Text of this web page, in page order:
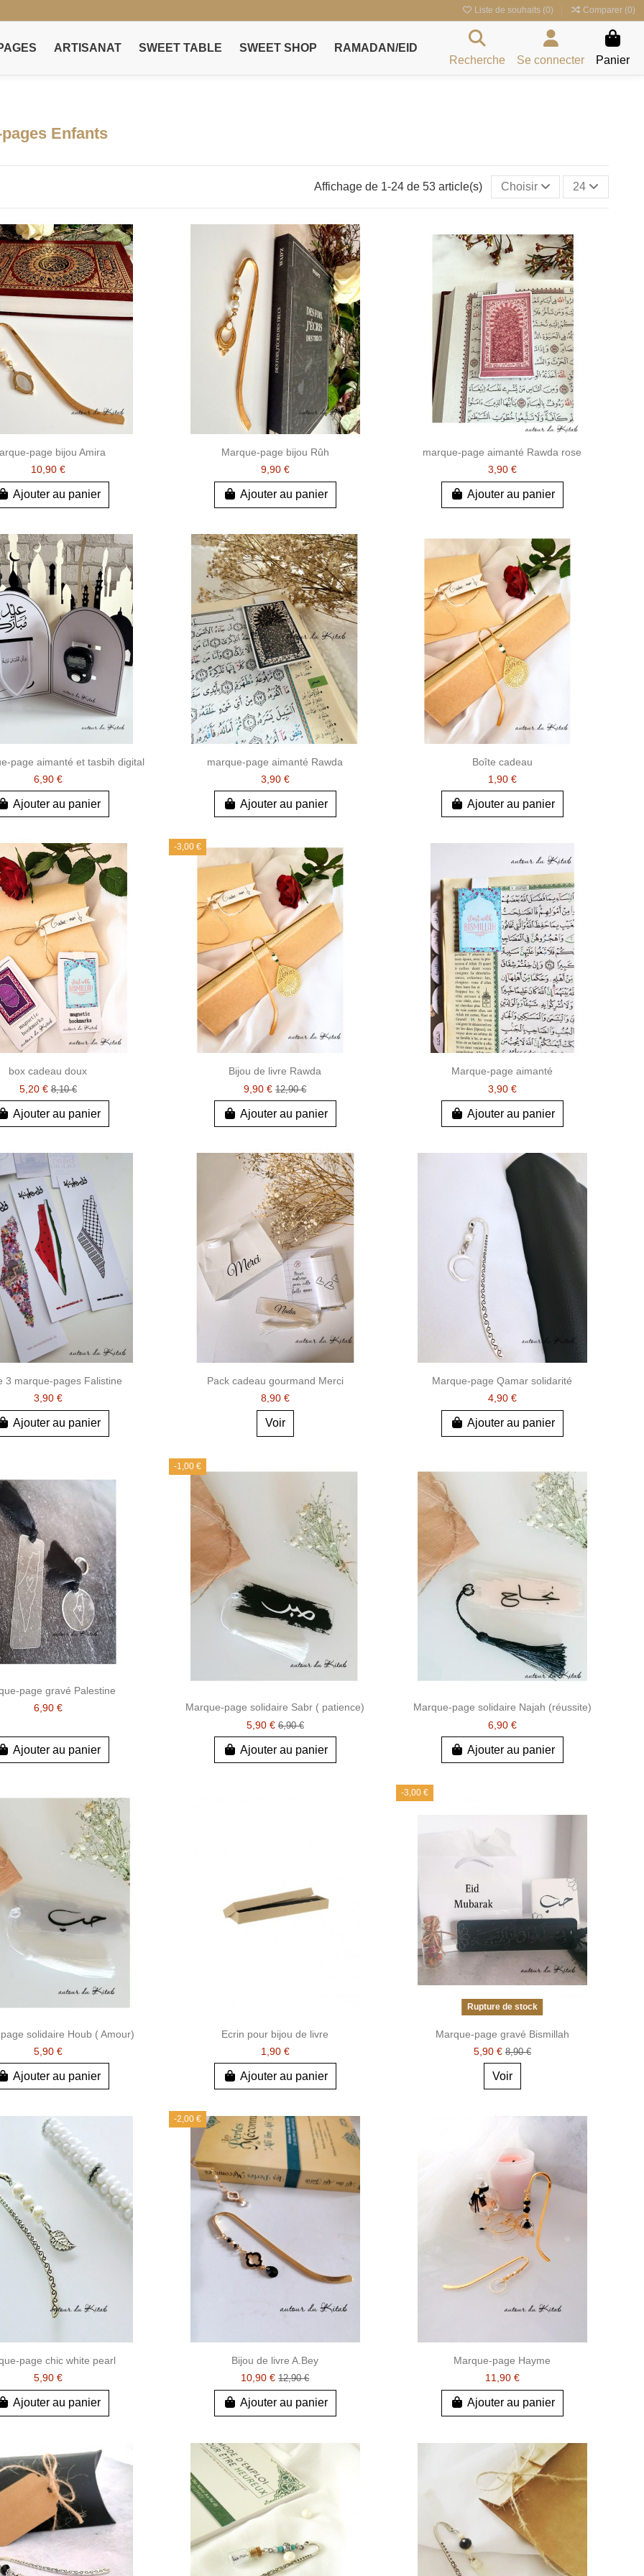
Liste de souhaits (0) Comparer (0)
ARTISANAT SWEET TABLE SWEET SHOP
RAMADAN/EID
Recherche
Se connecter Panier
Enfants
Affichage de 1-24 de 53 article(s) Choisir 24
page bijou Amira
10,90 €
Ajouter au panier
Marque-page bijou Rûh
9,90 €
Ajouter au panier
marque-page aimanté Rawda rose
3,90 €
Ajouter au panier
page aimanté et tasbih digital
6,90 €
Ajouter au panier
marque-page aimanté Rawda
3,90 €
Ajouter au panier
Boîte cadeau
1,90 €
Ajouter au panier
box cadeau doux
5,20 €8,10 €
Ajouter au panier
-3,00 €
Bijou de livre Rawda
9,90 €12,90 €
Ajouter au panier
Marque-page aimanté
3,90 €
Ajouter au panier
3 marque-pages Falistine
3,90 €
Ajouter au panier
Pack cadeau gourmand Merci
8,90 €
Voir
Marque-page Qamar solidarité
4,90 €
Ajouter au panier
page gravé Palestine
6,90 €
Ajouter au panier
-1,00 €
Marque-page solidaire Sabr ( patience)
5,90 €6,90 €
Ajouter au panier
Marque-page solidaire Najah (réussite)
6,90 €
Ajouter au panier
solidaire Houb ( Amour)
5,90 €
Ajouter au panier
Ecrin pour bijou de livre
1,90 €
Ajouter au panier
-3,00 €
Rupture de stock
Marque-page gravé Bismillah
5,90 € 8,90 €
Voir
page chic white pearl
5,90 €
Ajouter au panier
-2,00 €
Bijou de livre A.Bey
10,90 €12,90 €
Ajouter au panier
Marque-page Hayme
11,90 €
Ajouter au panier